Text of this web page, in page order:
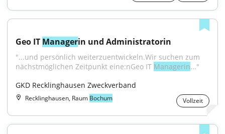
Geo IT Managerin und Administratorin
"...und persönlich weiterzuentwickeln.Wir suchen zum
nächstmöglichen Zeitpunkt eine:nGeo IT Managerin..."
GKD Recklinghausen Zweckverband
Recklinghausen, Raum Bochum Vollzeit